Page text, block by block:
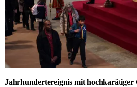
Jahrhundertereignis mit hochkarätiger